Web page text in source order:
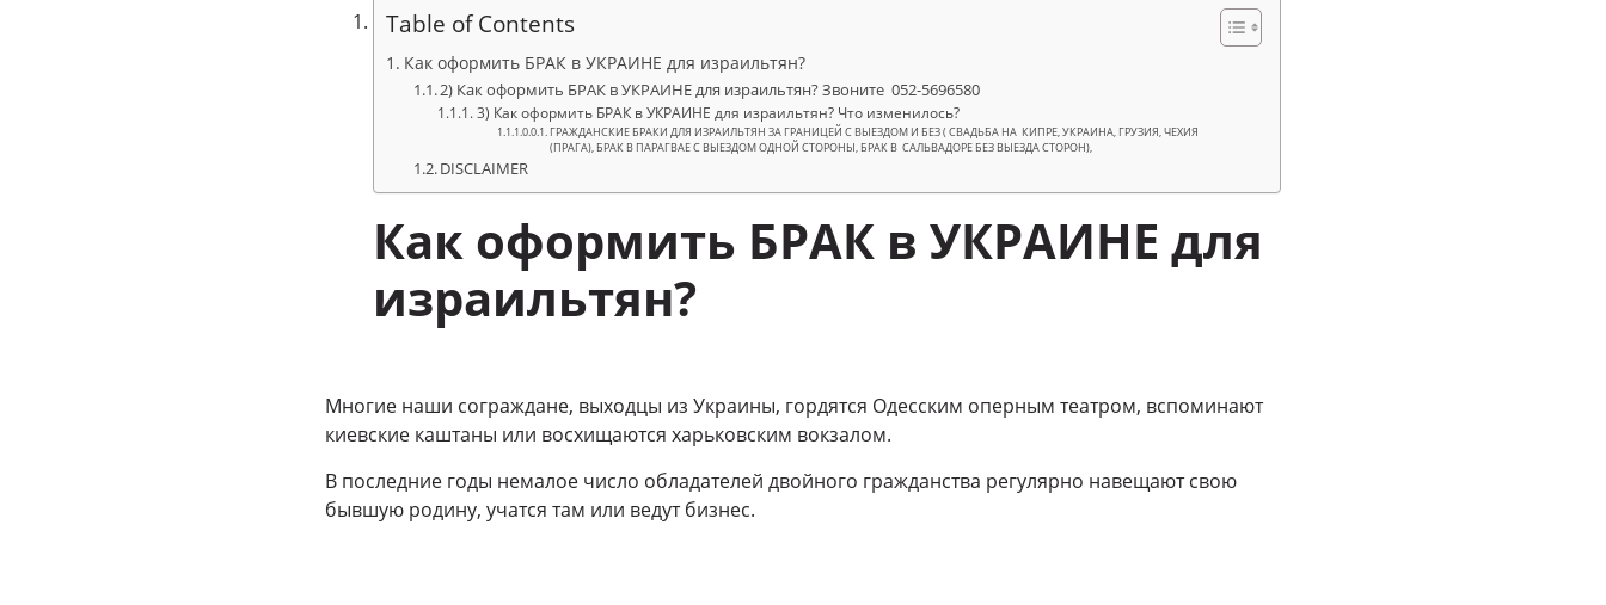
Table of Contents
Как оформить БРАК в УКРАИНЕ для израильтян?
2) Как оформить БРАК в УКРАИНЕ для израильтян? Звоните 052-5696580
3) Как оформить БРАК в УКРАИНЕ для израильтян? Что изменилось?
ГРАЖДАНСКИЕ БРАКИ ДЛЯ ИЗРАИЛЬТЯН ЗА ГРАНИЦЕЙ С ВЫЕЗДОМ И БЕЗ ( СВАДЬБА НА КИПРЕ, УКРАИНА, ГРУЗИЯ, ЧЕХИЯ
(ПРАГА), БРАК В ПАРАГВАЕ С ВЫЕЗДОМ ОДНОЙ СТОРОНЫ, БРАК В САЛЬВАДОРЕ БЕЗ ВЫЕЗДА СТОРОН),
DISCLAIMER
Как оформить БРАК в УКРАИНЕ для
израильтян?
Многие наши сограждане, выходцы из Украины, гордятся Одесским оперным театром, вспоминают
киевские каштаны или восхищаются харьковским вокзалом.
В последние годы немалое число обладателей двойного гражданства регулярно навещают свою
бывшую родину, учатся там или ведут бизнес.